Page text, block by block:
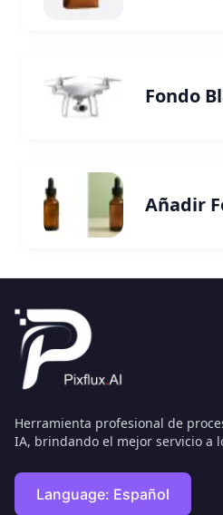
Fondo
Añadir
Herramienta profesional de
IA, brindando el mejor servicio a
Language: Español